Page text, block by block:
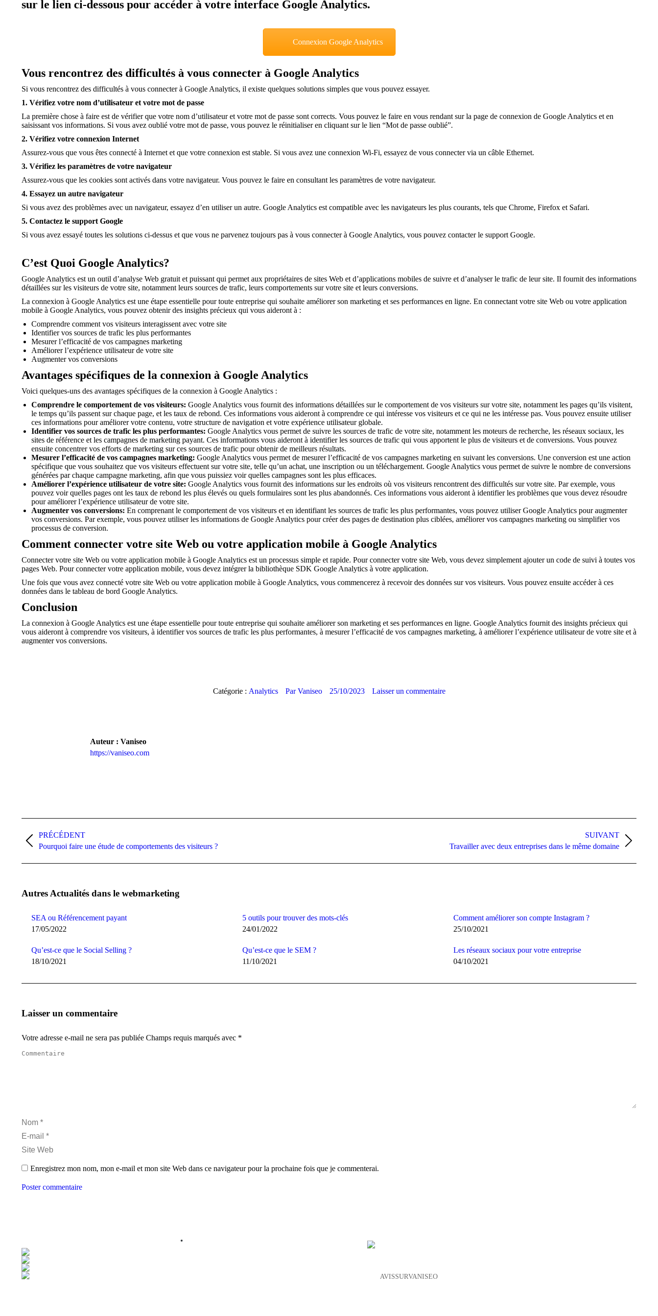
sur le lien ci-dessous pour accéder à votre interface Google Analytics.
Connexion Google Analytics
Vous rencontrez des difficultés à vous connecter à Google Analytics
Si vous rencontrez des difficultés à vous connecter à Google Analytics, il existe quelques solutions simples que vous pouvez essayer.
1. Vérifiez votre nom d’utilisateur et votre mot de passe
La première chose à faire est de vérifier que votre nom d’utilisateur et votre mot de passe sont corrects. Vous pouvez le faire en vous rendant sur la page de connexion de Google Analytics et en
saisissant vos informations. Si vous avez oublié votre mot de passe, vous pouvez le réinitialiser en cliquant sur le lien “Mot de passe oublié”.
2. Vérifiez votre connexion Internet
Assurez-vous que vous êtes connecté à Internet et que votre connexion est stable. Si vous avez une connexion Wi-Fi, essayez de vous connecter via un câble Ethernet.
3. Vérifiez les paramètres de votre navigateur
Assurez-vous que les cookies sont activés dans votre navigateur. Vous pouvez le faire en consultant les paramètres de votre navigateur.
4. Essayez un autre navigateur
Si vous avez des problèmes avec un navigateur, essayez d’en utiliser un autre. Google Analytics est compatible avec les navigateurs les plus courants, tels que Chrome, Firefox et Safari.
5. Contactez le support Google
Si vous avez essayé toutes les solutions ci-dessus et que vous ne parvenez toujours pas à vous connecter à Google Analytics, vous pouvez contacter le support Google.
C’est Quoi Google Analytics?
Google Analytics est un outil d’analyse Web gratuit et puissant qui permet aux propriétaires de sites Web et d’applications mobiles de suivre et d’analyser le trafic de leur site. Il fournit des informations
détaillées sur les visiteurs de votre site, notamment leurs sources de trafic, leurs comportements sur votre site et leurs conversions.
La connexion à Google Analytics est une étape essentielle pour toute entreprise qui souhaite améliorer son marketing et ses performances en ligne. En connectant votre site Web ou votre application
mobile à Google Analytics, vous pouvez obtenir des insights précieux qui vous aideront à :
Comprendre comment vos visiteurs interagissent avec votre site
Identifier vos sources de trafic les plus performantes
Mesurer l’efficacité de vos campagnes marketing
Améliorer l’expérience utilisateur de votre site
Augmenter vos conversions
Avantages spécifiques de la connexion à Google Analytics
Voici quelques-uns des avantages spécifiques de la connexion à Google Analytics :
Comprendre le comportement de vos visiteurs: Google Analytics vous fournit des informations détaillées sur le comportement de vos visiteurs sur votre site, notamment les pages qu’ils visitent,
le temps qu’ils passent sur chaque page, et les taux de rebond. Ces informations vous aideront à comprendre ce qui intéresse vos visiteurs et ce qui ne les intéresse pas. Vous pouvez ensuite utiliser
ces informations pour améliorer votre contenu, votre structure de navigation et votre expérience utilisateur globale.
Identifier vos sources de trafic les plus performantes: Google Analytics vous permet de suivre les sources de trafic de votre site, notamment les moteurs de recherche, les réseaux sociaux, les
sites de référence et les campagnes de marketing payant. Ces informations vous aideront à identifier les sources de trafic qui vous apportent le plus de visiteurs et de conversions. Vous pouvez
ensuite concentrer vos efforts de marketing sur ces sources de trafic pour obtenir de meilleurs résultats.
Mesurer l’efficacité de vos campagnes marketing: Google Analytics vous permet de mesurer l’efficacité de vos campagnes marketing en suivant les conversions. Une conversion est une action
spécifique que vous souhaitez que vos visiteurs effectuent sur votre site, telle qu’un achat, une inscription ou un téléchargement. Google Analytics vous permet de suivre le nombre de conversions
générées par chaque campagne marketing, afin que vous puissiez voir quelles campagnes sont les plus efficaces.
Améliorer l’expérience utilisateur de votre site: Google Analytics vous fournit des informations sur les endroits où vos visiteurs rencontrent des difficultés sur votre site. Par exemple, vous
pouvez voir quelles pages ont les taux de rebond les plus élevés ou quels formulaires sont les plus abandonnés. Ces informations vous aideront à identifier les problèmes que vous devez résoudre
pour améliorer l’expérience utilisateur de votre site.
Augmenter vos conversions: En comprenant le comportement de vos visiteurs et en identifiant les sources de trafic les plus performantes, vous pouvez utiliser Google Analytics pour augmenter
vos conversions. Par exemple, vous pouvez utiliser les informations de Google Analytics pour créer des pages de destination plus ciblées, améliorer vos campagnes marketing ou simplifier vos
processus de conversion.
Comment connecter votre site Web ou votre application mobile à Google Analytics
Connecter votre site Web ou votre application mobile à Google Analytics est un processus simple et rapide. Pour connecter votre site Web, vous devez simplement ajouter un code de suivi à toutes vos
pages Web. Pour connecter votre application mobile, vous devez intégrer la bibliothèque SDK Google Analytics à votre application.
Une fois que vous avez connecté votre site Web ou votre application mobile à Google Analytics, vous commencerez à recevoir des données sur vos visiteurs. Vous pouvez ensuite accéder à ces
données dans le tableau de bord Google Analytics.
Conclusion
La connexion à Google Analytics est une étape essentielle pour toute entreprise qui souhaite améliorer son marketing et ses performances en ligne. Google Analytics fournit des insights précieux qui
vous aideront à comprendre vos visiteurs, à identifier vos sources de trafic les plus performantes, à mesurer l’efficacité de vos campagnes marketing, à améliorer l’expérience utilisateur de votre site et à
augmenter vos conversions.
Catégorie : Analytics ParVaniseo 25/10/2023 Laisser un commentaire
Auteur : Vaniseo
https://vaniseo.com
article
PRÉCÉDENT
Article
:
Pourquoi faire une étude de comportements des visiteurs ?
SUIVANT
:
Travailler avec deux entreprises dans le même domaine
Autres Actualités dans le webmarketing
SEA ou Référencement payant
17/05/2022
5 outils pour trouver des mots-clés
24/01/2022
Comment améliorer son compte Instagram ?
25/10/2021
Qu’est-ce que le Social Selling ?
18/10/2021
Qu’est-ce que le SEM ?
11/10/2021
Les réseaux sociaux pour votre entreprise
04/10/2021
Laisser un commentaire
Votre adresse e-mail ne sera pas publiée Champs requis marqués avec *
Commentaire
Nom *
E-mail *
Site Web
Enregistrez mon nom, mon e-mail et mon site Web dans ce navigateur pour la prochaine fois que je commenterai.
Poster commentaire
AVIS SUR VANISEO